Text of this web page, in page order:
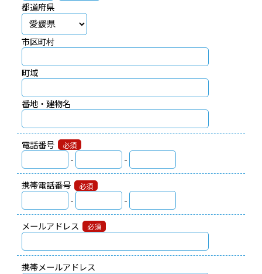
都道府県
市区町村
町域
番地・建物名
電話番号 必須
- -
携帯電話番号 必須
- -
メールアドレス 必須
携帯メールアドレス